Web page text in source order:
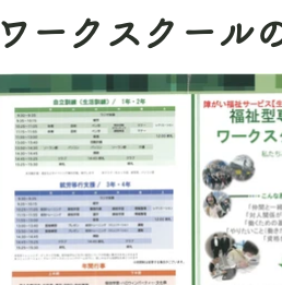
ワークスクール